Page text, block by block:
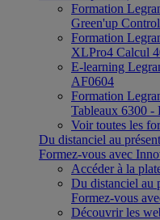
Formation
Green'up
Formation
XLPro4 Calcul
E-learning
AF0604
Formation
Tableaux 6300 -
Voir toutes les
Du distanciel au
Formez-vous avec
Accéder à la
Du distanciel au
Formez-vous
Découvrir les